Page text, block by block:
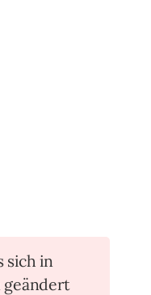
sich in
geändert